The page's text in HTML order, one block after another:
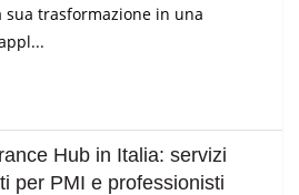
sua trasformazione in una
Hub in Italia: servizi
per PMI e professionisti